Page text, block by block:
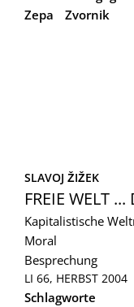
Zepa
Zvornik
SLAVOJ ŽIŽEK
FREIE WELT
Kapitalistische
Moral
Besprechung
LI 66, HERBST 2004
Schlagworte